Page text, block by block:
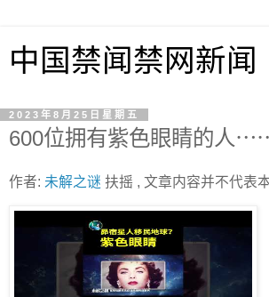
中国禁闻禁网新闻
2023年8月25日星期五
600位拥有紫色眼睛的人
作者: 未解之谜 扶摇 , 文章内容并不代表